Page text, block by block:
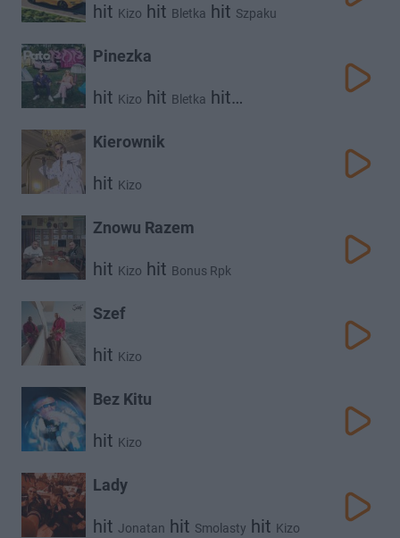
hit Kizo hit Bletka hit Szpaku
Pinezka
hit Kizo hit Bletka hit
Kierownik
hit Kizo
Znowu Razem
hit Kizo hit Bonus Rpk
Szef
hit Kizo
Bez Kitu
hit Kizo
Lady
hit Jonatan hit Smolasty hit Kizo